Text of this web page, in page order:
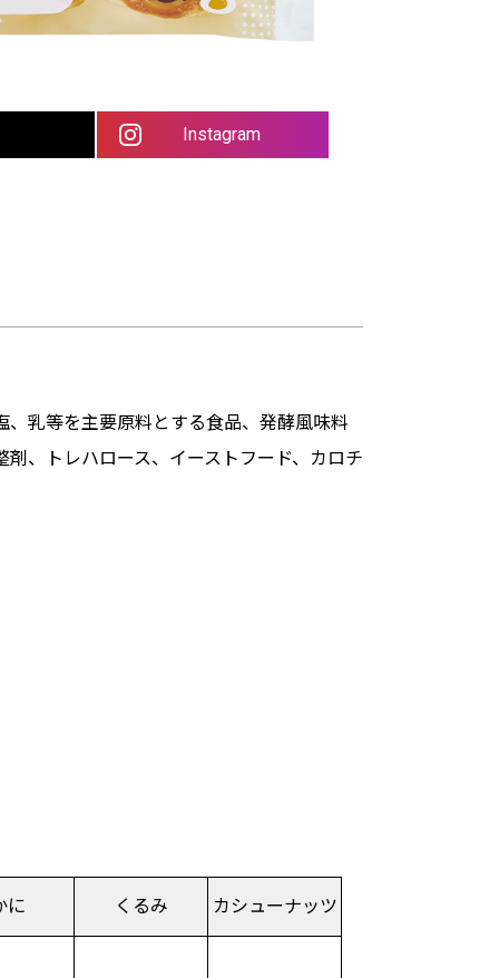
Instagram
乳等を主要原料とする食品、発酵風味料
、トレハロース、イーストフード、カロチ
に くるみ カシューナッツ